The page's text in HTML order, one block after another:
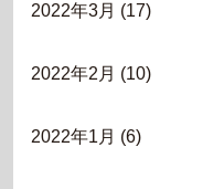
2022年3月 (17)
2022年2月 (10)
2022年1月 (6)